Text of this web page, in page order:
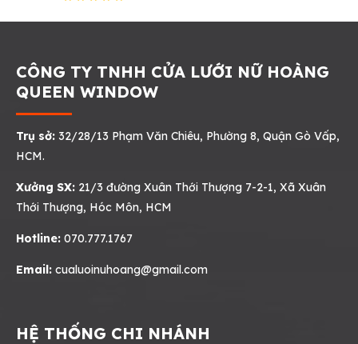
CÔNG TY TNHH CỬA LƯỚI NỮ HOÀNG
QUEEN WINDOW
Trụ sở: 32/28/13 Phạm Văn Chiêu, Phường 8, Quận Gò Vấp,
HCM.
Xưởng SX: 21/3 đường Xuân Thới Thượng 7-2-1, Xã Xuân
Thới Thượng, Hóc Môn, HCM
Hotline: 070.777.1767
Email: cualuoinuhoang@gmail.com
HỆ THỐNG CHI NHÁNH